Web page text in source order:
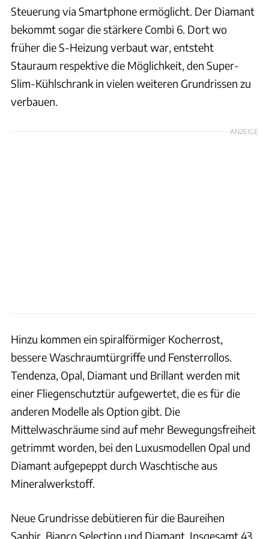
Steuerung via Smartphone ermöglicht. Der Diamant
bekommt sogar die stärkere Combi 6. Dort wo
früher die S-Heizung verbaut war, entsteht
Stauraum respektive die Möglichkeit, den Super-
Slim-Kühlschrank in vielen weiteren Grundrissen zu
verbauen.
ANZEIGE
Hinzu kommen ein spiralförmiger Kocherrost,
bessere Waschraumtürgriffe und Fensterrollos.
Tendenza, Opal, Diamant und Brillant werden mit
einer Fliegenschutztür aufgewertet, die es für die
anderen Modelle als Option gibt. Die
Mittelwaschräume sind auf mehr Bewegungsfreiheit
getrimmt worden, bei den Luxusmodellen Opal und
Diamant aufgepeppt durch Waschtische aus
Mineralwerkstoff.
Neue Grundrisse debütieren für die Baureihen
Saphir, Bianco Selection und Diamant. Insgesamt 43